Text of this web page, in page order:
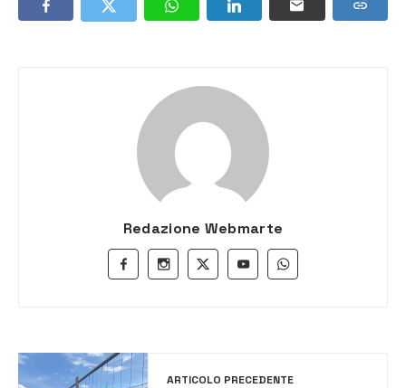
Redazione Webmarte
ARTICOLO PRECEDENTE